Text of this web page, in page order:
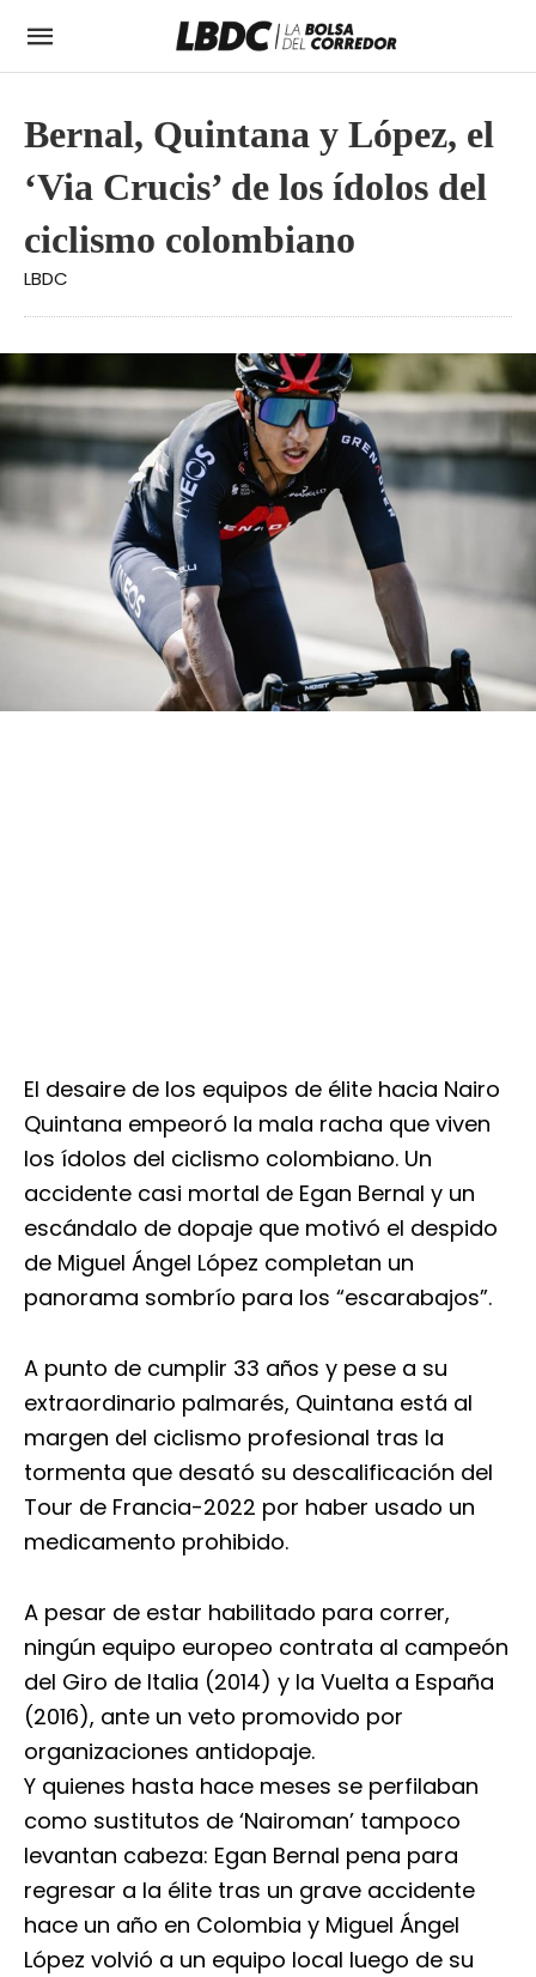
Bernal, Quintana y López, el
‘Via Crucis’ de los ídolos del
ciclismo colombiano
LBDC
El desaire de los equipos de élite hacia Nairo
Quintana empeoró la mala racha que viven
los ídolos del ciclismo colombiano. Un
accidente casi mortal de Egan Bernal y un
escándalo de dopaje que motivó el despido
de Miguel Ángel López completan un
panorama sombrío para los “escarabajos”.
A punto de cumplir 33 años y pese a su
extraordinario palmarés, Quintana está al
margen del ciclismo profesional tras la
tormenta que desató su descalificación del
Tour de Francia-2022 por haber usado un
medicamento prohibido.
A pesar de estar habilitado para correr,
ningún equipo europeo contrata al campeón
del Giro de Italia (2014) y la Vuelta a España
(2016), ante un veto promovido por
organizaciones antidopaje.
Y quienes hasta hace meses se perfilaban
como sustitutos de ‘Nairoman’ tampoco
levantan cabeza: Egan Bernal pena para
regresar a la élite tras un grave accidente
hace un año en Colombia y Miguel Ángel
López volvió a un equipo local luego de su